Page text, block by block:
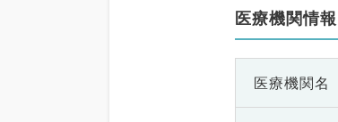
医療機関情報
医療機関名